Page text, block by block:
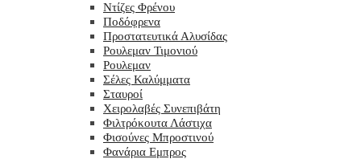
Ντίζες Φρένου
Ποδόφρενα
Προστατευτικά Αλυσίδας
Ρουλεμαν Τιμονιού
Ρουλεμαν
Σέλες Καλύμματα
Σταυροί
Χειρολαβές Συνεπιβάτη
Φιλτρόκουτα Λάστιχα
Φισούνες Μπροστινού
Φανάρια Εμπρος